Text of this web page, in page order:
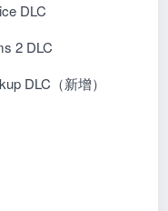
DLC
2 DLC
DLC（新增）